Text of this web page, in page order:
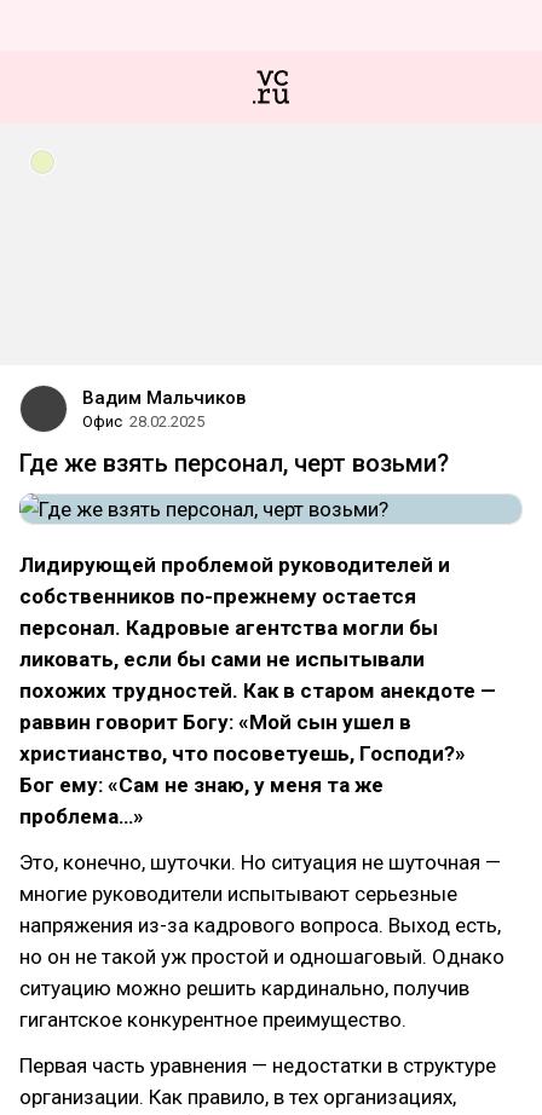
Вадим Мальчиков
Офис 28.02.2025
Где же взять персонал, черт возьми?
Лидирующей проблемой руководителей и
собственников по-прежнему остается
персонал. Кадровые агентства могли бы
ликовать, если бы сами не испытывали
похожих трудностей. Как в старом анекдоте —
раввин говорит Богу: «Мой сын ушел в
христианство, что посоветуешь, Господи?»
Бог ему: «Сам не знаю, у меня та же
проблема…»
Это, конечно, шуточки. Но ситуация не шуточная —
многие руководители испытывают серьезные
напряжения из-за кадрового вопроса. Выход есть,
но он не такой уж простой и одношаговый. Однако
ситуацию можно решить кардинально, получив
гигантское конкурентное преимущество.
Первая часть уравнения — недостатки в структуре
организации. Как правило, в тех организациях,